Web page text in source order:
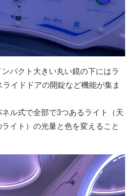
パクト大きい丸い鏡の下にはラ
イドドアの開錠など機能が集ま
ル式で全部で3つあるライト（天
イト）の光量と色を変えること